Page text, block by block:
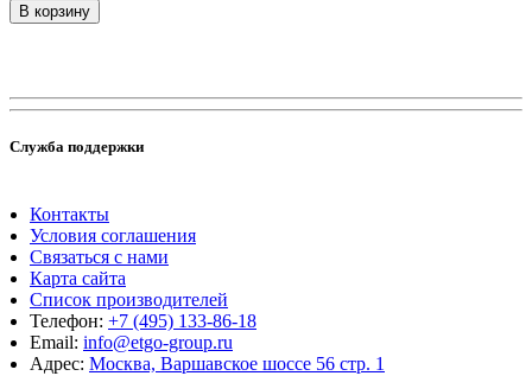
В корзину
Служба поддержки
Контакты
Условия соглашения
Связаться с нами
Карта сайта
Список производителей
Телефон: +7 (495) 133-86-18
Email: info@etgo-group.ru
Адрес: Москва, Варшавское шоссе 56 стр. 1